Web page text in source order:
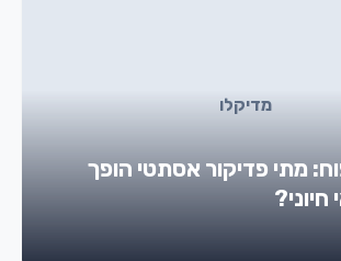
מדיקלו
מתי פדיקור אסתטי הופך
חיוני?